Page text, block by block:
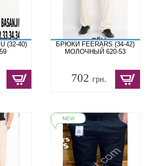
(32-40)
БРЮКИ FEERARS (34-42)
МОЛОЧНЫЙ 620-53
702грн.